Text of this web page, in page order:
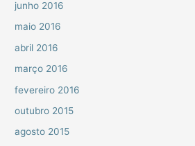
junho 2016
maio 2016
abril 2016
março 2016
fevereiro 2016
outubro 2015
agosto 2015